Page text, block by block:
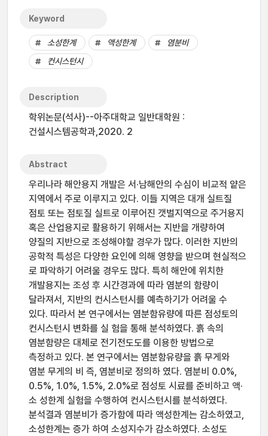
Keyword
소성한계 액성한계
염분비
컨시스턴시
Description
학위논문(석사)--아주대학교 일반대학원 :
건설시스템공학과,2020. 2
Abstract
우리나라 해안용지 개발은 서·남해안의 수심이 비교적 얕은
지역에서 주로 이루지고 있다. 이들 지역은 대개 실트질
점토 또는 점토질 실트로 이루어진 갯벌지역으로 주거용지
혹은 산업용지로 활용하기 위해서는 지반을 개량하여
양질의 지반으로 조성해야할 경우가 많다. 이러한 지반의
공학적 특성은 다양한 요인에 의해 영향을 받으며 현실적으
로 파악하기 어려울 경우도 많다. 특히 해안에 위치한
개발용지는 조성 후 시간경과에 따라 염분의 함량이
달라져서, 지반의 컨시스턴시를 예측하기가 어려울 수
있다. 따라서 본 연구에서는 염분함유량에 따른 점성토의
컨시스턴시 변화를 실 험을 통해 분석하였다. 흙 속의
염분함량은 대체로 전기전도도를 이용한 방법으로
측정하고 있다. 본 연구에서는 염분함유량을 흙 무게와
염분 무게의 비 즉, 염분비로 정의하 였다. 염분비 0.0%,
0.5%, 1.0%, 1.5%, 2.0%로 점성토 시료를 준비하고 액·
소 성한계 실험을 수행하여 컨시스턴시를 분석하였다.
분석결과 염분비가 증가함에 따라 액성한계는 감소하였고,
소성한계는 증가 하여 소성지수가 감소하였다. 소성도